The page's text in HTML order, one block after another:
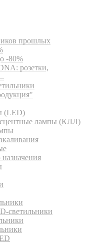
прошлых
-80%
розетки,
(LED)
лампы (КЛЛ)
светильники